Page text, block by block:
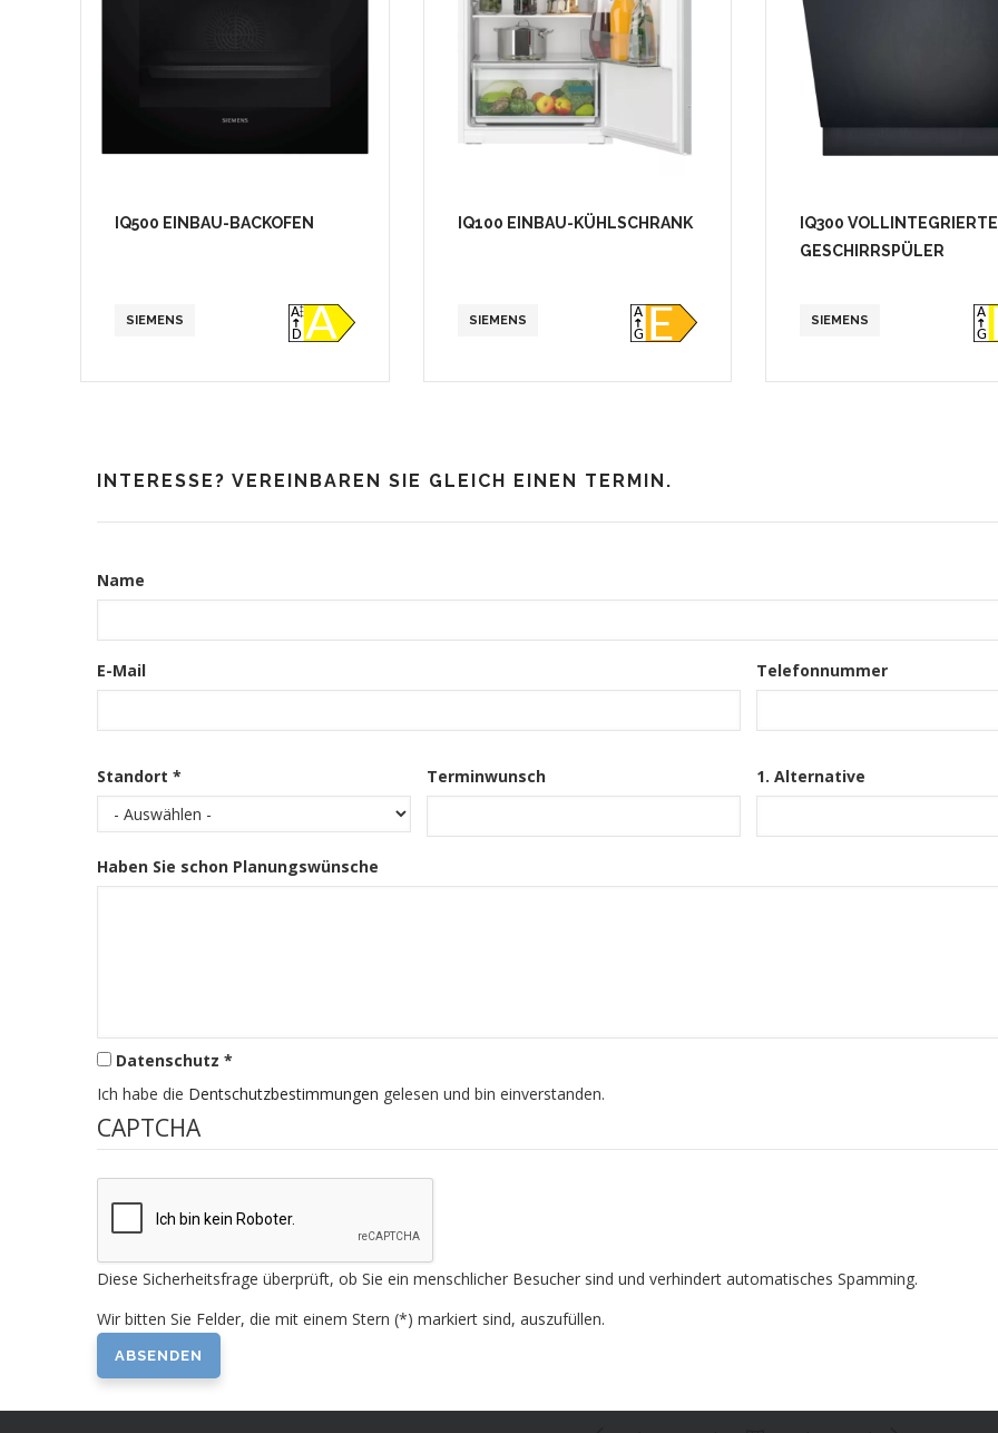
IQ500 EINBAU-BACKOFEN
SIEMENS
IQ100 EINBAU-KÜHLSCHRANK
SIEMENS
IQ300
GESCHIRRSPÜLER
SIEMENS
INTERESSE? VEREINBAREN SIE GLEICH EINEN TERMIN.
Informationen
Name
E-Mail Telefonnummer
Standort * Terminwunsch 1. Alternative
Haben Sie schon Planungswünsche
Datenschutz *
Ich habe die Dentschutzbestimmungen gelesen und bin einverstanden.
CAPTCHA
Diese Sicherheitsfrage überprüft, ob Sie ein menschlicher Besucher sind und verhindert automatisches Spamming.
Wir bitten Sie Felder, die mit einem Stern (*) markiert sind, auszufüllen.